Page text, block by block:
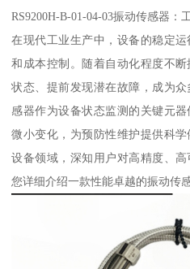
RS9200H-B-01-04-03振动传感器
在现代工业生产中，设备的稳定
和成本控制。随着自动化程度不
状态、提前发现潜在故障，成为
感器作为设备状态监测的关键元
微小变化，为预防性维护提供科
设备领域，深知用户对高精度、
您详细介绍一款性能卓越的振动传